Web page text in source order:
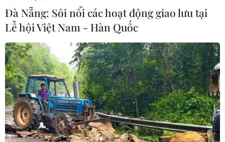
Đà Nẵng: Sôi nổi các hoạt động giao lưu tại
Lễ hội Việt Nam - Hàn Quốc